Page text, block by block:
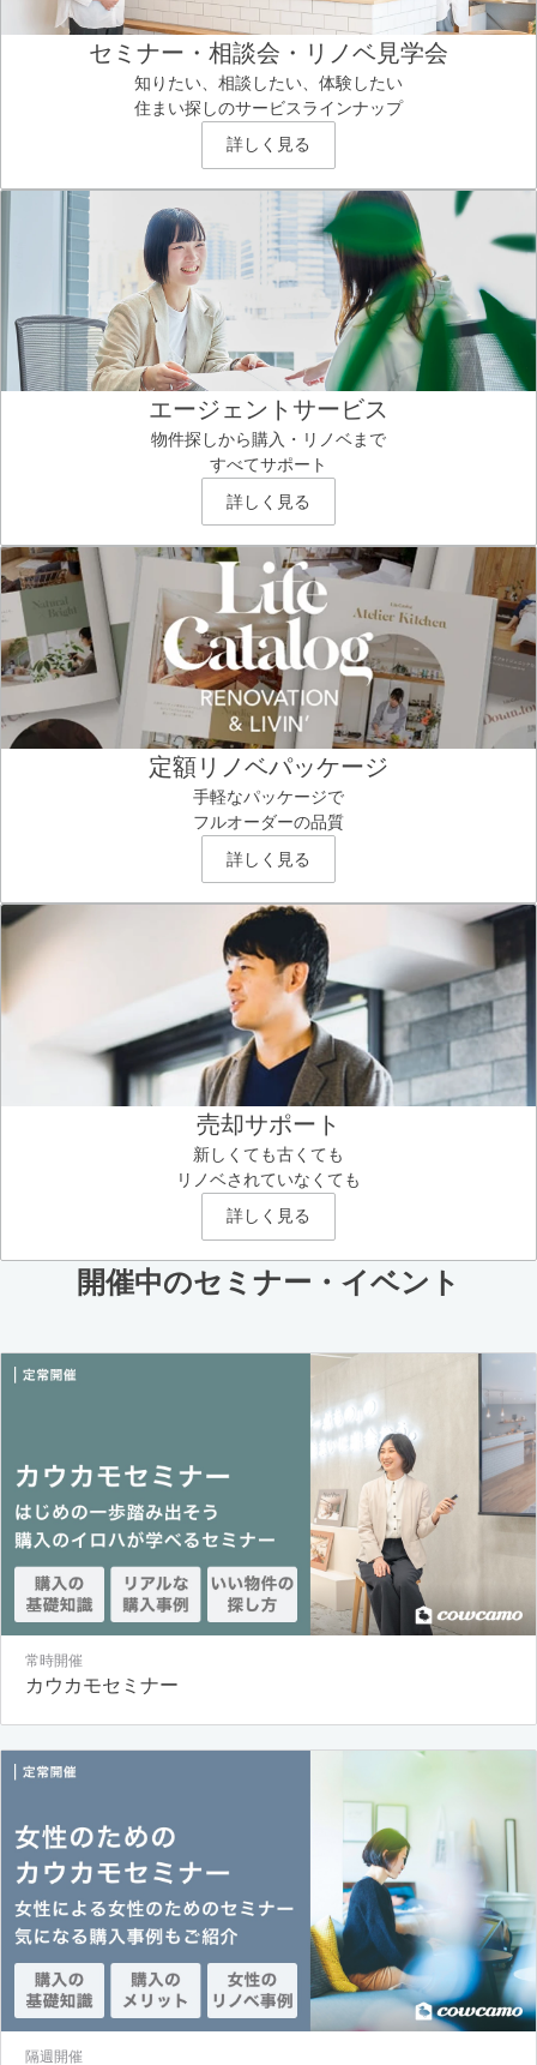
セミナー・相談会・リノベ見学会
知りたい、相談したい、体験したい
住まい探しのサービスラインナップ
詳しく見る
エージェントサービス
物件探しから購入・リノベまで
すべてサポート
詳しく見る
定額リノベパッケージ
手軽なパッケージで
フルオーダーの品質
詳しく見る
売却サポート
新しくても古くても
リノベされていなくても
詳しく見る
開催中のセミナー・イベント
常時開催
カウカモセミナー
隔週開催